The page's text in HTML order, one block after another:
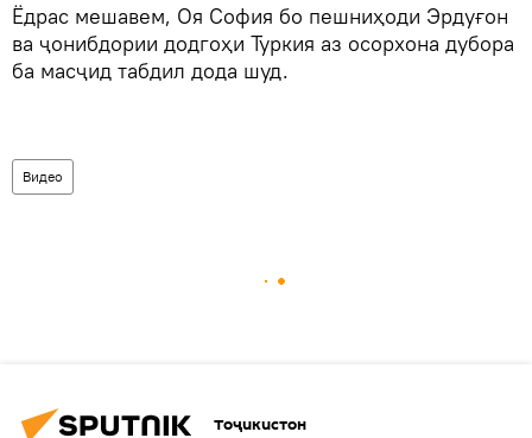
Ёдрас мешавем, Оя София бо пешниҳоди Эрдуғон
ва ҷонибдории додгоҳи Туркия аз осорхона дубора
ба масҷид табдил дода шуд.
Видео
Тоҷикистон